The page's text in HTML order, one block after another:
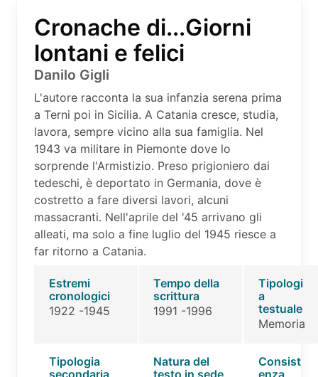
Cronache di...Giorni
lontani e felici
Danilo Gigli
L'autore racconta la sua infanzia serena prima
a Terni poi in Sicilia. A Catania cresce, studia,
lavora, sempre vicino alla sua famiglia. Nel
1943 va militare in Piemonte dove lo
sorprende l'Armistizio. Preso prigioniero dai
tedeschi, è deportato in Germania, dove è
costretto a fare diversi lavori, alcuni
massacranti. Nell'aprile del '45 arrivano gli
alleati, ma solo a fine luglio del 1945 riesce a
far ritorno a Catania.
Estremi
cronologici
1922 -1945
Tempo della
scrittura
1991 -1996
Tipologi
a
testuale
Memoria
Tipologia
Natura del
Consist